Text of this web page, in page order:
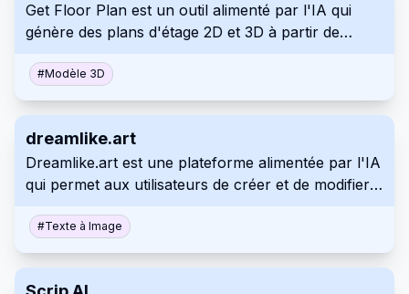
Get Floor Plan est un outil alimenté par l'IA qui
génère des plans d'étage 2D et 3D à partir de
décoration d'intérieur, l'architecture et même les
projets de rénovation domiciliaire, simplifiant la
conviviale. La plateforme produit rapidement des
visites virtuelles 3D interactives qui améliorent
l'expérience client, ce qui en fait un excellent
marketing adapté à toutes les professions, y
compris la planification de la construction
#Modèle 3D
dreamlike.art
Dreamlike.art est une plateforme alimentée par l'IA
qui permet aux utilisateurs de créer et de modifier
innovantes. Il exploite des algorithmes avancés
pour transformer les invites textuelles et les visuels
#Texte à Image